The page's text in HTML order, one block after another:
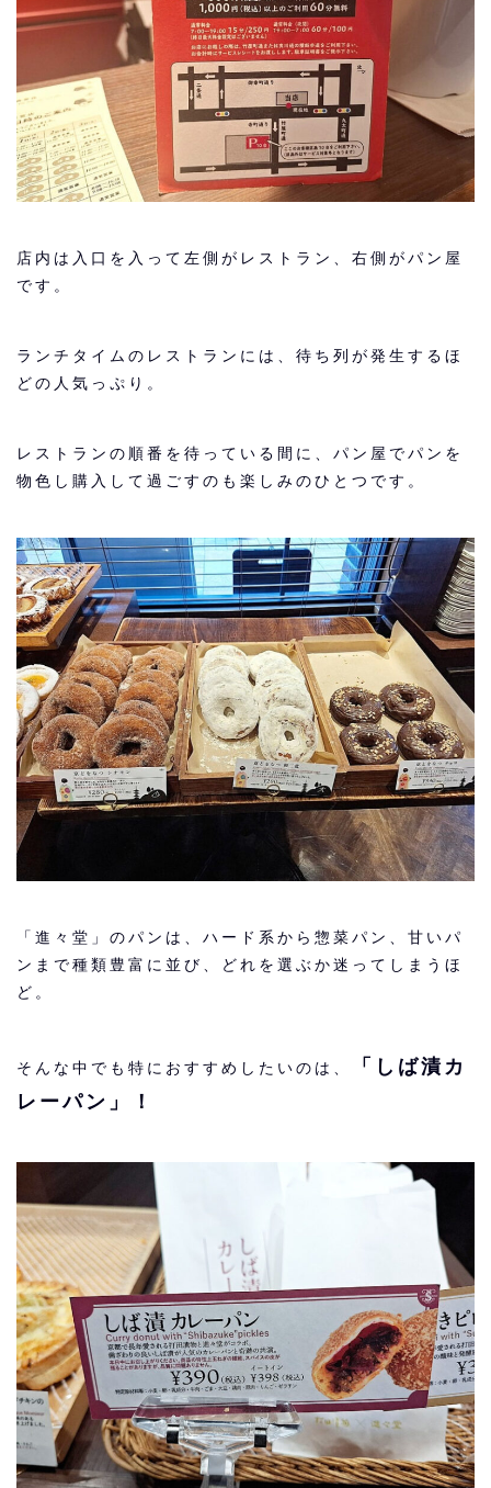
店内は入口を入って左側がレストラン、右側がパン屋
です。
ランチタイムのレストランには、待ち列が発生するほ
どの人気っぷり。
レストランの順番を待っている間に、パン屋でパンを
物色し購入して過ごすのも楽しみのひとつです。
「進々堂」のパンは、ハード系から惣菜パン、甘いパ
ンまで種類豊富に並び、どれを選ぶか迷ってしまうほ
ど。
そんな中でも特におすすめしたいのは、
「しば漬カ
レーパン」！